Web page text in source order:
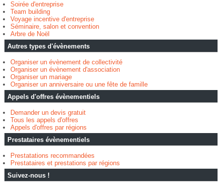
Soirée d'entreprise
Team building
Voyage incentive d'entreprise
Séminaire, salon et convention
Arbre de Noël
Autres types d'évènements
Organiser un évènement de collectivité
Organiser un évènement d'association
Organiser un mariage
Organiser un anniversaire ou une fête de famille
Appels d'offres évènementiels
Demander un devis gratuit
Tous les appels d'offres
Appels d'offres par régions
Prestataires évènementiels
Prestatations recommandées
Prestataires et prestations par régions
Suivez-nous !